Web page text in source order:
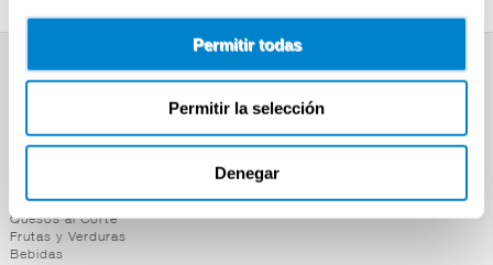
Permitir todas
Permitir la selección
Denegar
SUPERMERCADO
Desayuno y Merienda
Lácteos
Charcutería
Quesos al Corte
Frutas y Verduras
Bebidas